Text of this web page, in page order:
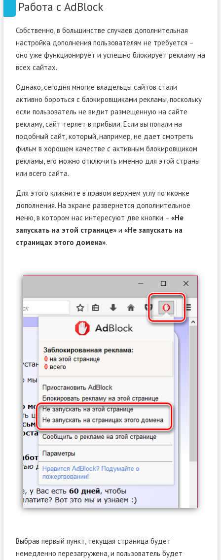
Работа с AdBlock
Собственно, в большинстве случаев дополнительная
настройка дополнения пользователям не требуется –
оно уже функционирует и успешно блокирует рекламу на
всех сайтах.
Однако, сегодня многие владельцы сайтов стали
активно бороться с блокировщиками рекламы, поскольку
если пользователь не видит размещенную на сайте
рекламу, сайт теряет в прибыли. Если вы попали на
подобный сайт, который, например, не дает смотреть
фильм в хорошем качестве с активным блокировщиком
рекламы, его можно отключить именно для этой страны
или всего сайта.
Для этого кликните в правом верхнем углу по иконке
дополнения. На экране развернется дополнительное
меню, в котором нас интересуют две кнопки – «Не
запускать на этой странице»и «Не запускать на
страницах этого домена».
Выбрав первый пункт, текущая страница будет
немедленно перезагружена, и пользователь будет